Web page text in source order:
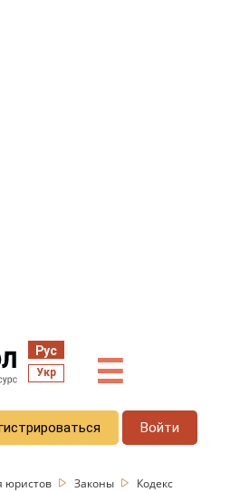
Рус
Укр ☰
Войти
юристов Законы
Кодекс